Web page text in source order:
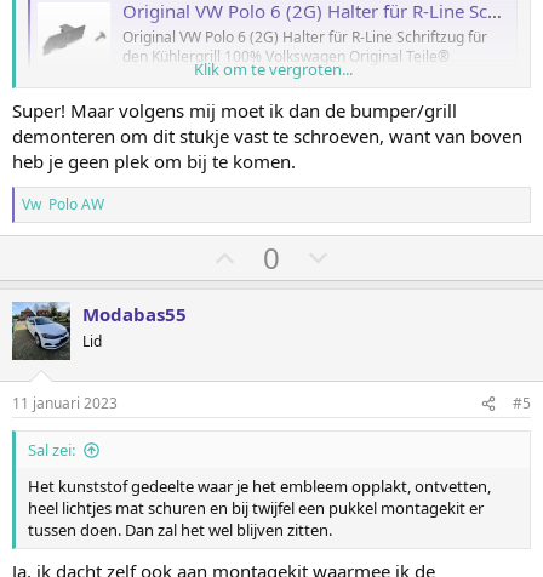
Original VW Polo 6 (2G) Halter für R-Line Schriftzug vorn Kühlergrill Befestigung
Original VW Polo 6 (2G) Halter für R-Line Schriftzug für
den Kühlergrill 100% Volkswagen Original Teile®
einfaches und schnelles anbringen…
shop.ahw-shop.de
Klik om te vergroten...
Super! Maar volgens mij moet ik dan de bumper/grill
demonteren om dit stukje vast te schroeven, want van boven
heb je geen plek om bij te komen.
Vw Polo AW
t
o
h
o
g
0
t
o
l
a
g
Modabas55
Lid
11 januari 2023 #5
Sal zei:
Het kunststof gedeelte waar je het embleem opplakt, ontvetten,
heel lichtjes mat schuren en bij twijfel een pukkel montagekit er
tussen doen. Dan zal het wel blijven zitten.
Ja, ik dacht zelf ook aan montagekit waarmee ik de